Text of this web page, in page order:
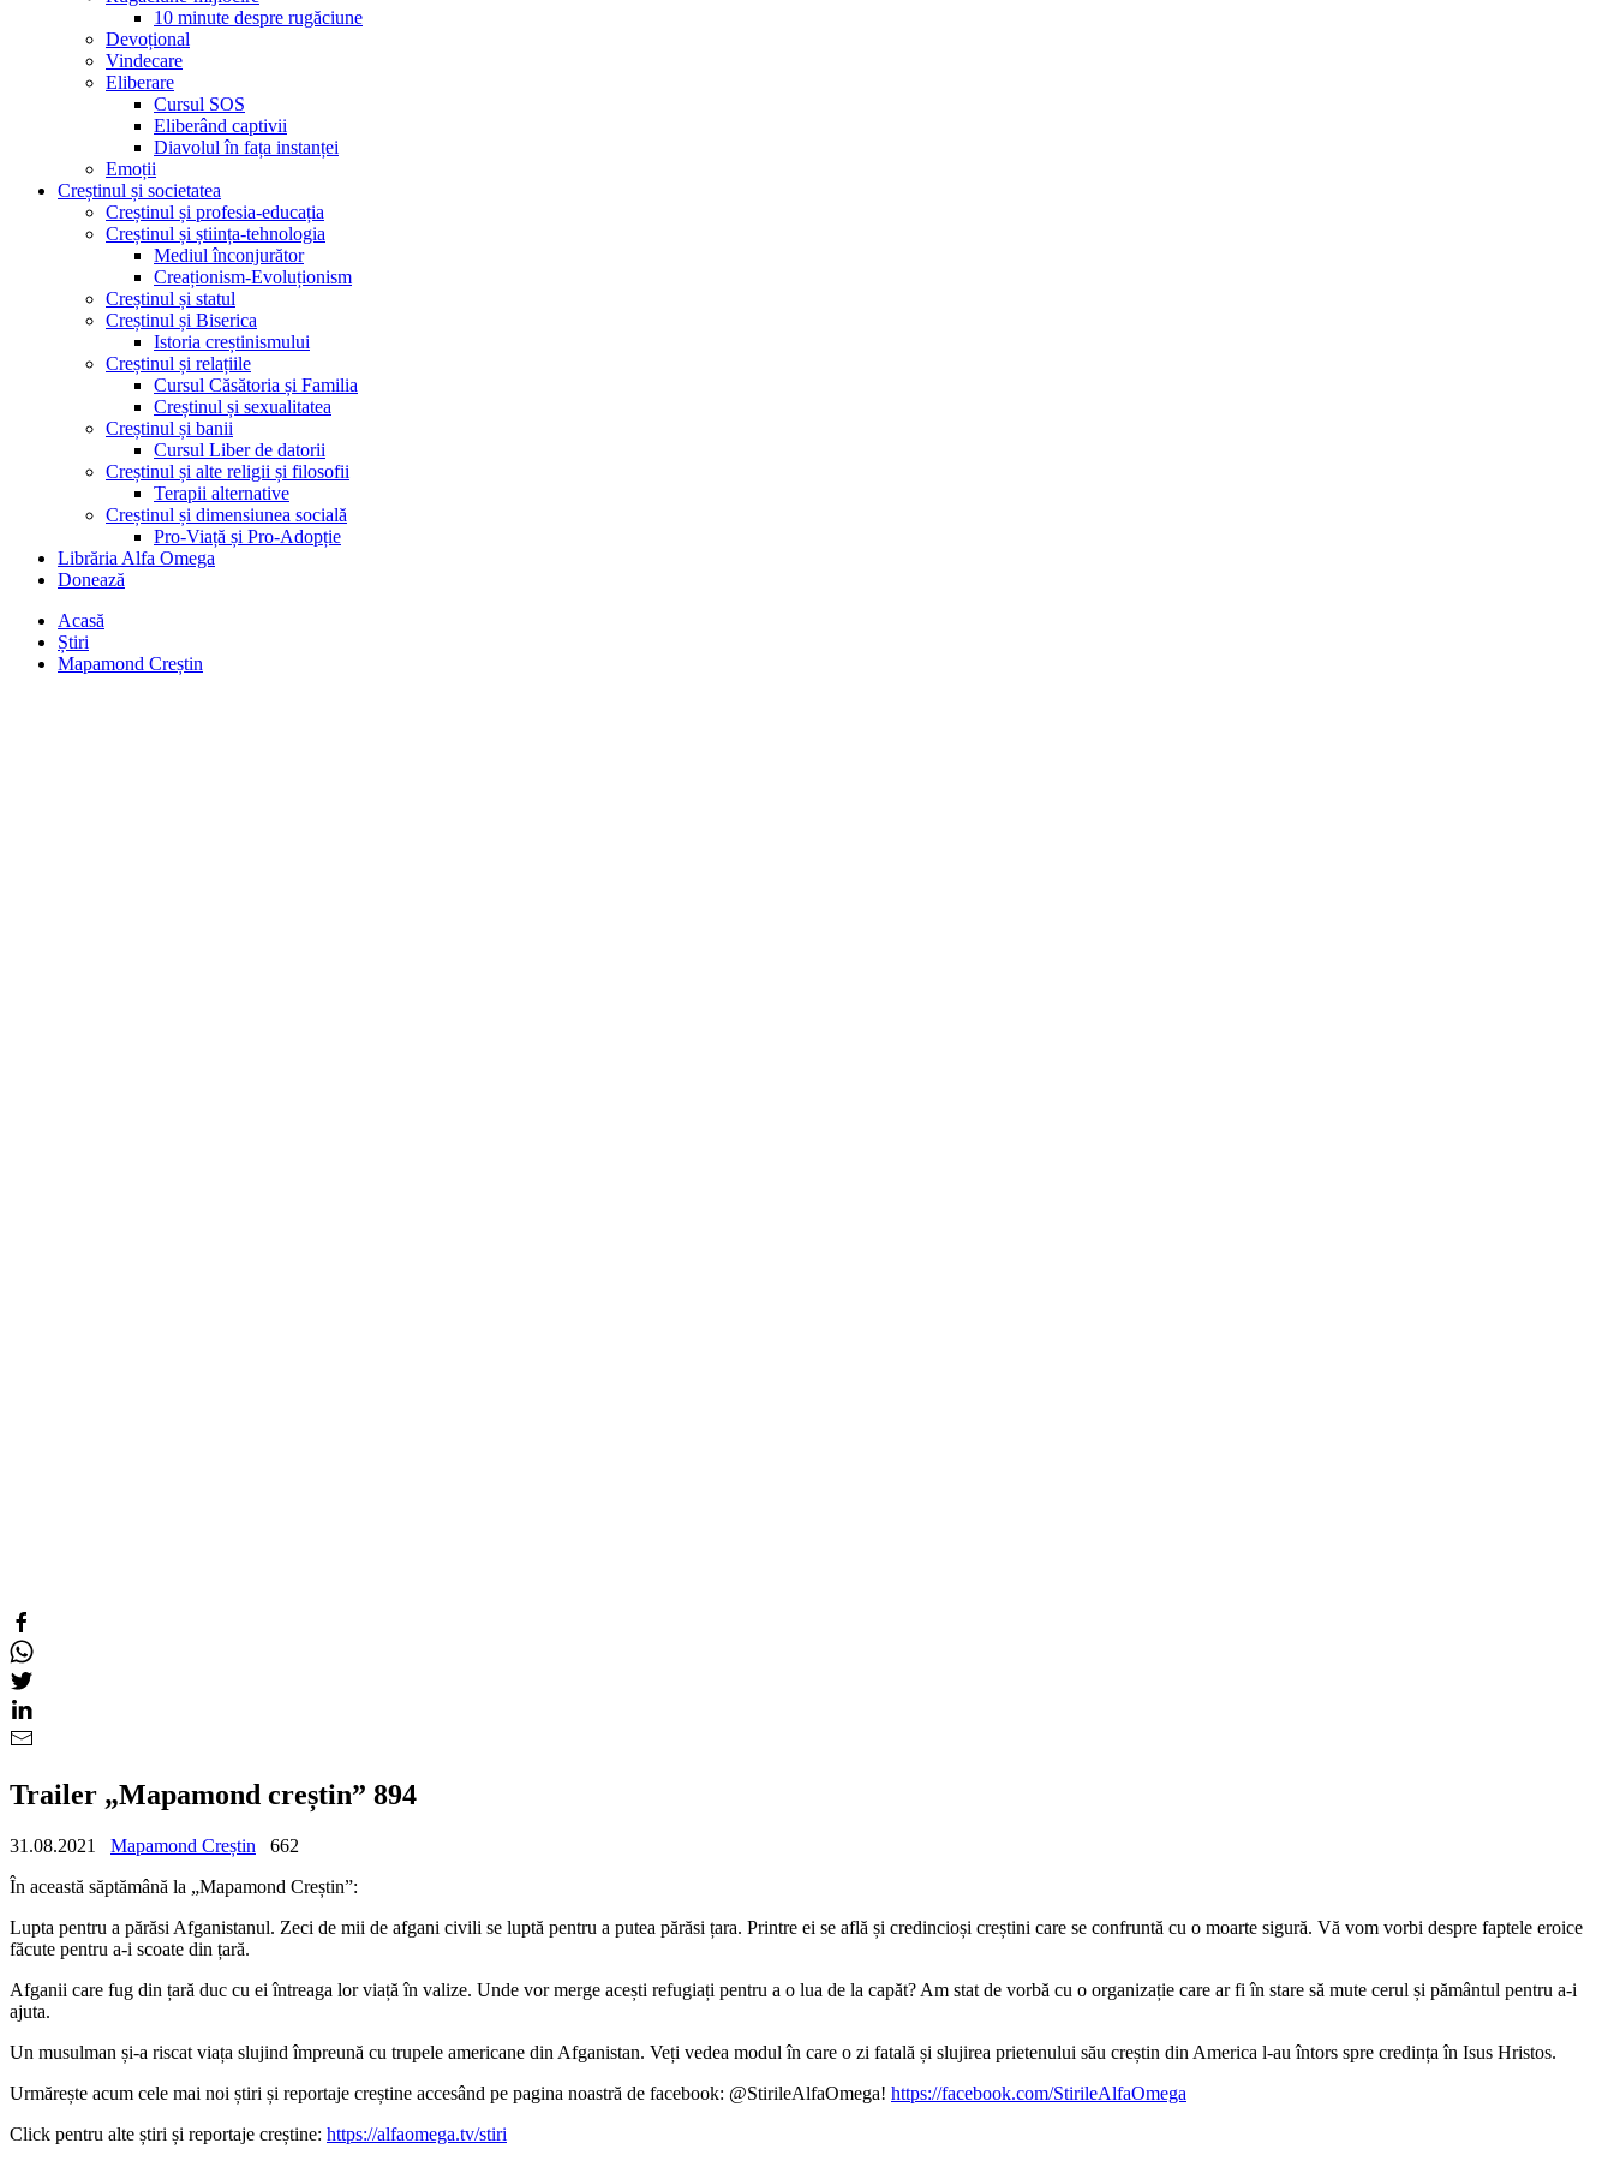
10 minute despre rugăciune
Devoțional
Vindecare
Eliberare
Cursul SOS
Eliberând captivii
Diavolul în fața instanței
Emoții
Creștinul și societatea
Creștinul și profesia-educația
Creștinul și știința-tehnologia
Mediul înconjurător
Creaționism-Evoluționism
Creștinul și statul
Creștinul și Biserica
Istoria creștinismului
Creștinul și relațiile
Cursul Căsătoria și Familia
Creștinul și sexualitatea
Creștinul și banii
Cursul Liber de datorii
Creștinul și alte religii și filosofii
Terapii alternative
Creștinul și dimensiunea socială
Pro-Viață și Pro-Adopție
Librăria Alfa Omega
Donează
Acasă
Știri
Mapamond Creștin
Trailer „Mapamond creștin” 894
31.08.2021 Mapamond Creștin
662
În această săptămână la „Mapamond Creștin”:
Lupta pentru a părăsi Afganistanul. Zeci de mii de afgani civili se luptă pentru a putea părăsi țara. Printre ei se află și credincioși creștini care se confruntă cu o moarte sigură. Vă vom vorbi despre faptele eroice
făcute pentru a-i scoate din țară.
Afganii care fug din țară duc cu ei întreaga lor viață în valize. Unde vor merge acești refugiați pentru a o lua de la capăt? Am stat de vorbă cu o organizație care ar fi în stare să mute cerul și pământul pentru a-i
ajuta.
Un musulman și-a riscat viața slujind împreună cu trupele americane din Afganistan. Veți vedea modul în care o zi fatală și slujirea prietenului său creștin din America l-au întors spre credința în Isus Hristos.
Urmărește acum cele mai noi știri și reportaje creștine accesând pe pagina noastră de facebook: @StirileAlfaOmega! https://facebook.com/StirileAlfaOmega
Click pentru alte știri și reportaje creștine: https://alfaomega.tv/stiri